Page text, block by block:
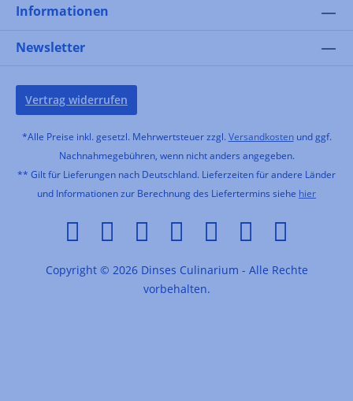
Informationen
Newsletter
Vertrag widerrufen
*Alle Preise inkl. gesetzl. Mehrwertsteuer zzgl. Versandkostenund ggf.
Nachnahmegebühren, wenn nicht anders angegeben.
** Gilt für Lieferungen nach Deutschland. Lieferzeiten für andere Länder
und Informationen zur Berechnung des Liefertermins siehe hier
Copyright © 2026 Dinses Culinarium - Alle Rechte
vorbehalten.